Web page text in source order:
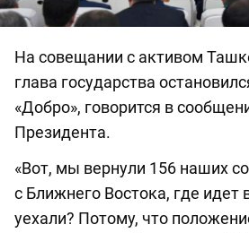
На совещании с активом
глава государства
«Добро», говорится в
Президента.
«Вот, мы вернули 156 наших
с Ближнего Востока, где идет
уехали? Потому, что